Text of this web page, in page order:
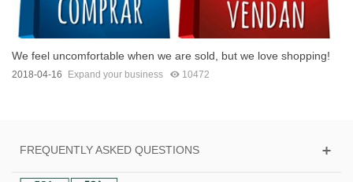
We feel uncomfortable when we are sold, but we love shopping!
2018-04-16 Expand your business 10472
FREQUENTLY ASKED QUESTIONS